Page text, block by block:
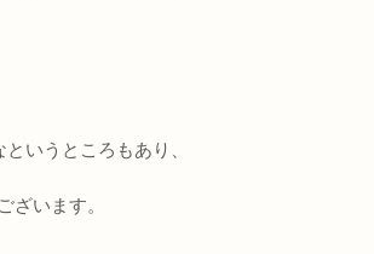
いうところもあり、
います。